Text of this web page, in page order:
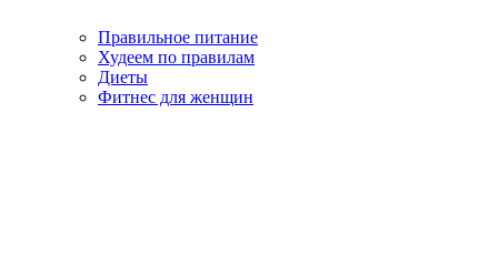
Правильное питание
Худеем по правилам
Диеты
Фитнес для женщин